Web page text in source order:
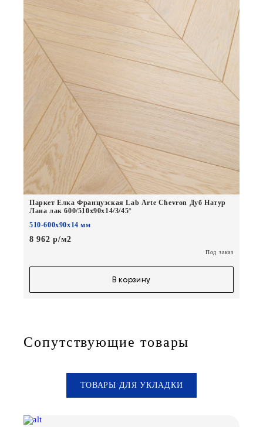
Паркет Елка Французская Lab Arte Chevron Дуб Натур
Лана лак 600/510х90х14/3/45°
510-600х90х14 мм
8 962 р/м2
Под заказ
В корзину
Сопутствующие товары
ТОВАРЫ ДЛЯ УКЛАДКИ